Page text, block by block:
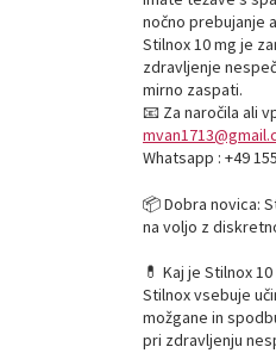
nočno prebujanje
Stilnox 10 mg je
zdravljenje
mirno zaspati.
📧 Za naročila ali
Whatsapp : +49
📦 Dobra novica:
na voljo z
💊 Kaj je Stilnox 10
Stilnox vsebuje
možgane in
pri zdravljenju